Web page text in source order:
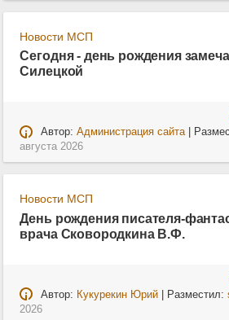
Новости МСП
Сегодня - день рождения
Силецкой
Автор: Администрация сайта|
августа 2026
Новости МСП
День рождения писателя-
врача Сковородкина В.Ф.
Автор: Кукурекин Юрий| Разместил:
2026